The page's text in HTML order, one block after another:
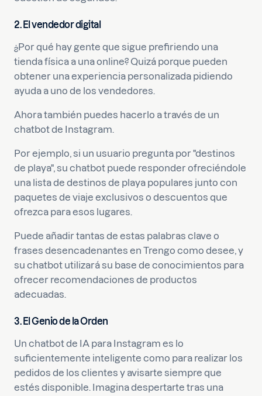
2. El vendedor digital
¿Por qué hay gente que sigue prefiriendo una
tienda física a una online? Quizá porque pueden
obtener una experiencia personalizada pidiendo
ayuda a uno de los vendedores.
Ahora también puedes hacerlo a través de un
chatbot de Instagram.
Por ejemplo, si un usuario pregunta por "destinos
de playa", su chatbot puede responder ofreciéndole
una lista de destinos de playa populares junto con
paquetes de viaje exclusivos o descuentos que
ofrezca para esos lugares.
Puede añadir tantas de estas palabras clave o
frases desencadenantes en Trengo como desee, y
su chatbot utilizará su base de conocimientos para
ofrecer recomendaciones de productos
adecuadas.
3. El Genio de la Orden
Un chatbot de IA para Instagram es lo
suficientemente inteligente como para realizar los
pedidos de los clientes y avisarte siempre que
estés disponible. Imagina despertarte tras una